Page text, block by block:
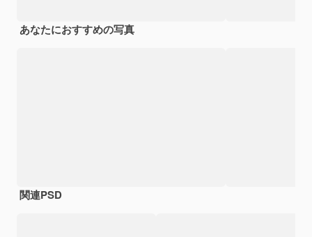
あなたにおすすめの写真
関連PSD